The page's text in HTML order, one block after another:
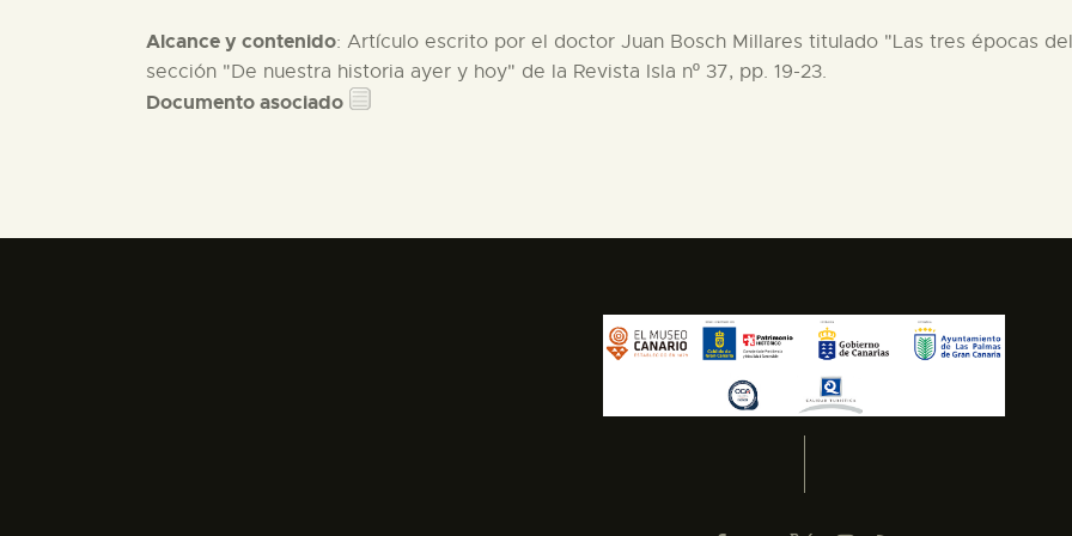
Alcance y contenido: Artículo escrito por el doctor Juan Bosch Millares titulado "Las tres épocas
sección "De nuestra historia ayer y hoy" de la Revista Isla nº 37, pp. 19-23.
Documento asociado